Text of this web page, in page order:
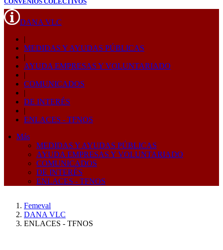
DANA VLC
|
MEDIDAS Y AYUDAS PÚBLICAS
|
AYUDA EMPRESAS Y VOLUNTARIADO
|
COMUNICADOS
|
DE INTERÉS
|
ENLACES - TFNOS
Más
MEDIDAS Y AYUDAS PÚBLICAS
AYUDA EMPRESAS Y VOLUNTARIADO
COMUNICADOS
DE INTERÉS
ENLACES - TFNOS
Femeval
DANA VLC
ENLACES - TFNOS